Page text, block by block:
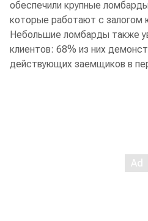
обеспечили крупные
которые работают с залогом
Небольшие ломбарды также
клиентов: 68% из них
действующих заемщиков в